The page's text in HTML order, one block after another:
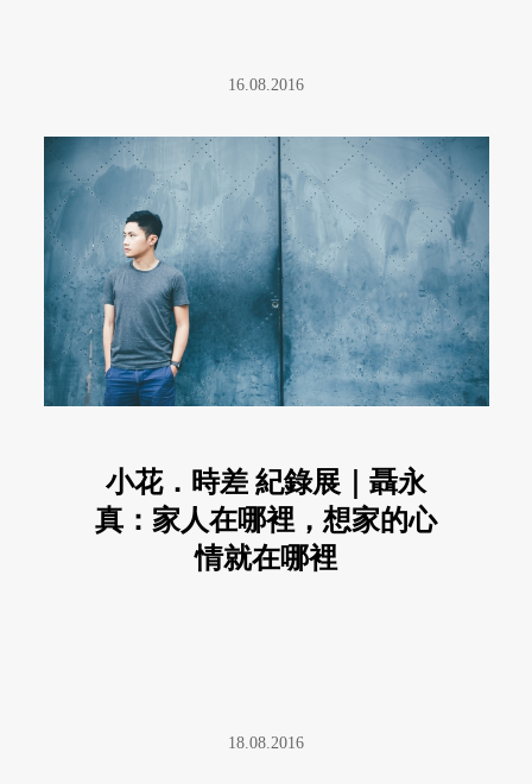
16.08.2016
小花．時差 紀錄展｜聶永
真：家人在哪裡，想家的心
情就在哪裡
18.08.2016